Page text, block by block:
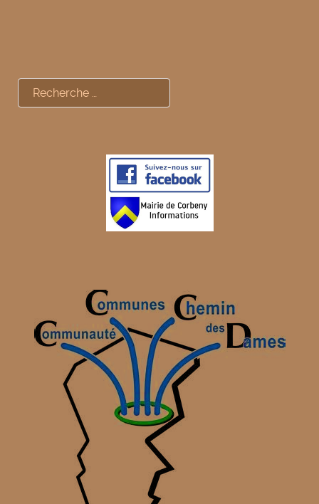
Rechercher